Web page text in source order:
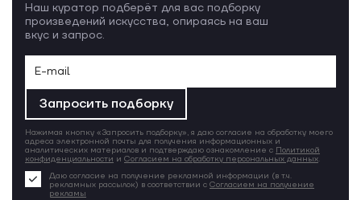
Наш куратор подберёт для вас подборку
произведений искусства, опираясь на ваш
вкус и запрос.
Запросить подборку
Нажимая кнопку «Запросить подборку», я даю согласие на обработку моего
адреса электронной почты для получения информационных и
аналитических материалов и подтверждаю ознакомление с Политикой
конфиденциальности и Согласием на обработку персональных данных.
Даю согласие на получение рекламной информации (в т.ч.
рекламных рассылок) в соответствии с Согласием на получение
рекламы